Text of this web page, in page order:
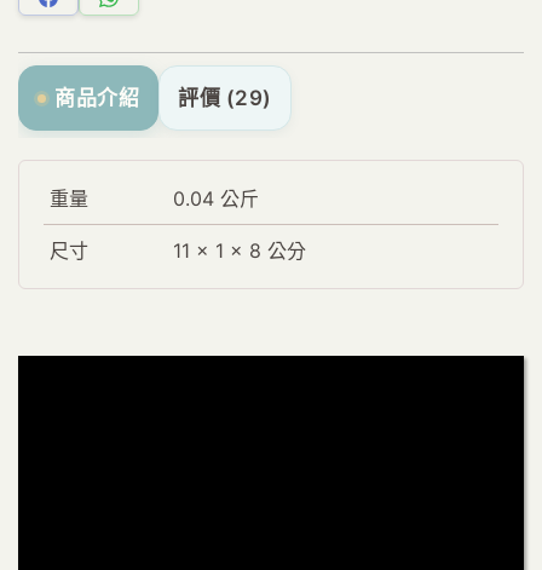
分
享
Facebook
分
享
WhatsApp
商品介紹 評價 (29)
重量 0.04 公斤
尺寸 11 × 1 × 8 公分